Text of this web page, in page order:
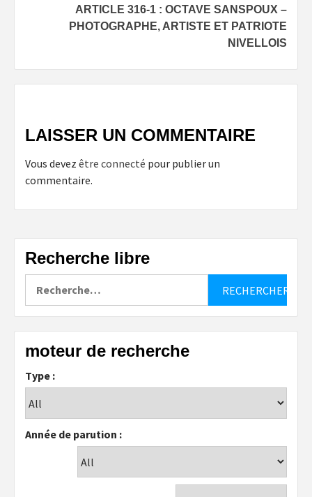
ARTICLE 316-1 : OCTAVE SANSPOUX –
PHOTOGRAPHE, ARTISTE ET PATRIOTE
NIVELLOIS
LAISSER UN COMMENTAIRE
Vous devez être connecté pour publier un
commentaire.
Recherche libre
moteur de recherche
Type :
Année de parution :